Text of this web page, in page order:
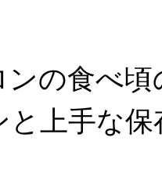
ンの食べ
と上手な保